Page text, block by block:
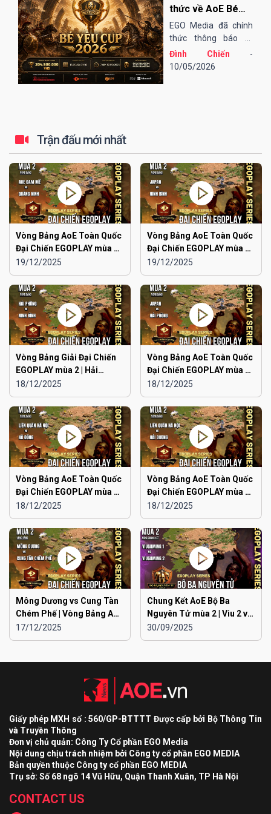
EGOPLAY, các trận
bán kết và chung...
thức về AoE Bé
Yêu Cup 2026
EGO Media đã chính
thức thông báo tổ
chức giải đấu AoE Bé
Yêu Cup 2026 (lần
Đình Chiến -
10/05/2026
Trận đấu mới nhất
Vòng Bảng AoE Toàn Quốc
Đại Chiến EGOPLAY mùa 2 |
Aoe Đam Mê vs Quảng
Ninh
19/12/2025
Vòng Bảng AoE Toàn Quốc
Đại Chiến EGOPLAY mùa 2 |
Japan vs Ninh Bình
19/12/2025
Vòng Bảng Giải Đại Chiến
EGOPLAY mùa 2 | Hải
Phòng vs Ninh Bình
18/12/2025
Vòng Bảng AoE Toàn Quốc
Đại Chiến EGOPLAY mùa 2 |
Japan vs Hải Phòng
18/12/2025
Vòng Bảng AoE Toàn Quốc
Đại Chiến EGOPLAY mùa 2 |
Liên Quân Hà Nội vs Hà
Đông
18/12/2025
Vòng Bảng AoE Toàn Quốc
Đại Chiến EGOPLAY mùa 2 |
Liên Quân Hà Nội vs Hải
Dương
18/12/2025
Mông Dương vs Cung Tàn
Chém Phế | Vòng Bảng AoE
Toàn Quốc Đại Chiến
EGOPLAY mùa 2
17/12/2025
Chung Kết AoE Bộ Ba
Nguyên Tử mùa 2 | Viu 2 vs
Viu 1
30/09/2025
Giấy phép MXH số : 560/GP-BTTTT Được cấp bởi Bộ Thông Tin
và Truyền Thông
Đơn vị chủ quản: Công Ty Cổ phần EGO Media
Nội dung chịu trách nhiệm bởi Công ty cổ phần EGO MEDIA
Bản quyền thuộc Công ty cổ phần EGO MEDIA
Trụ sở: Số 68 ngõ 14 Vũ Hữu, Quận Thanh Xuân, TP Hà Nội
CONTACT US